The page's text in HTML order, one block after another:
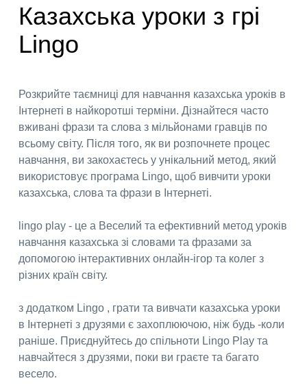
Казахська уроки з грі
Lingo
Розкрийте таємниці для навчання казахська уроків в
Інтернеті в найкоротші терміни. Дізнайтеся часто
вживані фрази та слова з мільйонами гравців по
всьому світу. Після того, як ви розпочнете процес
навчання, ви закохаєтесь у унікальний метод, який
використовує програма Lingo, щоб вивчити уроки
казахська, слова та фрази в Інтернеті.
lingo play - це a Веселий та ефективний метод уроків
навчання казахська зі словами та фразами за
допомогою інтерактивних онлайн-ігор та колег з
різних країн світу.
з додатком Lingo , грати та вивчати казахська уроки
в Інтернеті з друзями є захоплюючою, ніж будь -коли
раніше. Приєднуйтесь до спільноти Lingo Play та
навчайтеся з друзями, поки ви граєте та багато
весело.